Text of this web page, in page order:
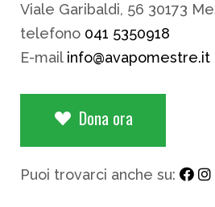
Viale Garibaldi, 56 30173
telefono 041 5350918
E-mail info@avapomestre.it
Dona ora
Puoi trovarci anche su: